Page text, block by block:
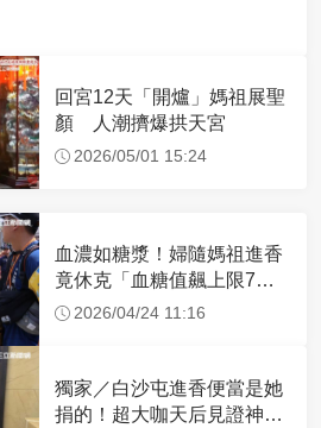
回宮12天「開爐」媽祖展聖
顏 人潮擠爆拱天宮
2026/05/01 15:24
血濃如糖漿！婦隨媽祖進香
竟休克「血糖值飆上限7
倍」 醫曝原因
2026/04/24 11:16
獨家／白沙屯進香便當是她
捐的！超大咖天后見證神